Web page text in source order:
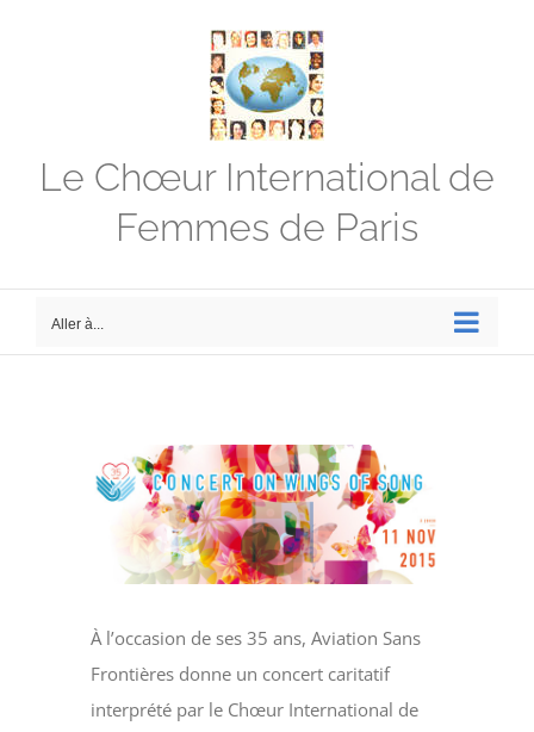
Le Chœur International de
Femmes de Paris
Aller à...
Voir
l'image
agrandie
À l’occasion de ses 35 ans, Aviation Sans
Frontières donne un concert caritatif
interprété par le Chœur International de